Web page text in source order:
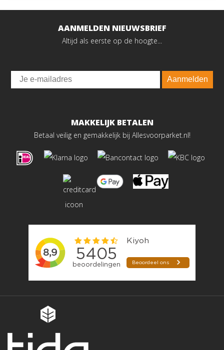
AANMELDEN NIEUWSBRIEF
Altijd als eerste op de hoogte...
Email
Aanmelden
MAKKELIJK BETALEN
Betaal veilig en gemakkelijk bij Allesvoorparket.nl!